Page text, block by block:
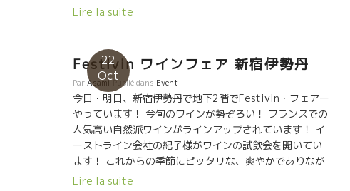
★Jean-Claude LAPALUジャン・クロード・ラパリュ ガ
なく水に近いEau Forte にたどり着いたジャンクロー
ド・ラパリュJean-Claude LAPALU. ★Dard et
Riboダール・エ・リボ Aux Amisオザミ時代より何回も
逢っている。ファミリーのDard et Riboダール・エ・リ
ボ、自然派の原点の一人。 ここでは、もう昼から夜まで
一緒に楽しんだ。 今のフランスのビストロで最も愛され
ている醸造家ばかりだった。何故？自然派が広がってい
るのか？ 彼らの生き方に触れたら直ぐ判る。人間として
よく働き、よく遊び、多くの人に喜んでもらい、地球に
湾初の自然派ワイン試飲会“Buvons Nature”を開催した
そう、冗談のような本当の話。 『台湾に出発するパリの
シャルル・ドゴ－ル空港でパスポートが切れている事が
発覚。出発できず急遽ジュリアンに電話して、翌日に代
理でジュリアンが台湾にやって来た。』 流石のドミニッ
ク。いつも冗談を飛ばして皆を笑わせてくれる。 その時
は体を使っての冗談で笑わせてくれたドミニック。
それでも一日遅れたので、代わりに私がドミニ
ック・ドゥランの面をかぶって代役。 翌日にジュリアン
が到着。 冗談のような本当の話し。
Lire la suite
22
Oct
Festivin ワインフェア 新宿伊勢丹
ParAsami Publié dans Event
今日・明日、新宿伊勢丹で地下2階でFestivin・フェアー
やっています！ 今旬のワインが勢ぞろい！ フランスでの
人気高い自然派ワインがラインアップされています！ イ
ーストライン会社の紀子様がワインの試飲会を開いてい
ます！ これからの季節にピッタリな、爽やかでありなが
ら心温まるキュベを試飲できます！ フランスで試飲に出
Lire la suite